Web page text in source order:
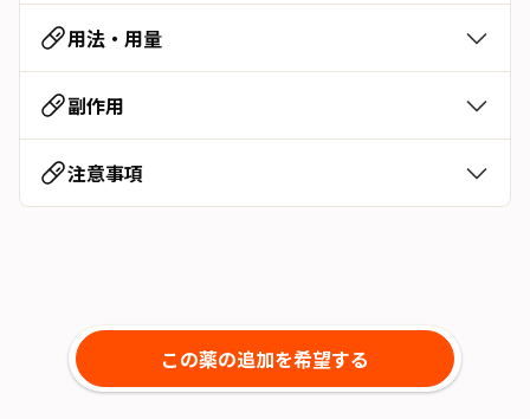
用法・用量
副作用
注意事項
この薬の追加を希望する